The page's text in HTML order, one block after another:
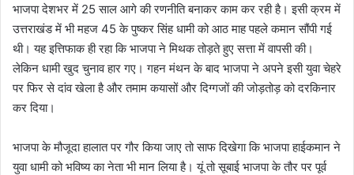
भाजपा देशभर में 25 साल आगे की रणनीति बनाकर काम कर रही है। इसी क्रम में
उत्तराखंड में भी महज 45 के पुष्कर सिंह धामी को आठ माह पहले कमान सौंपी गई
थी। यह इत्तिफाक ही रहा कि भाजपा ने मिथक तोड़ते हुए सत्ता में वापसी की।
लेकिन धामी खुद चुनाव हार गए। गहन मंथन के बाद भाजपा ने अपने इसी युवा चेहरे
पर फिर से दांव खेला है और तमाम कयासों और दिग्गजों की जोड़तोड़ को दरकिनार
कर दिया।
भाजपा के मौजूदा हालात पर गौर किया जाए तो साफ दिखेगा कि भाजपा हाईकमान ने
युवा धामी को भविष्य का नेता भी मान लिया है। यूं तो सूबाई भाजपा के तौर पर पूर्व